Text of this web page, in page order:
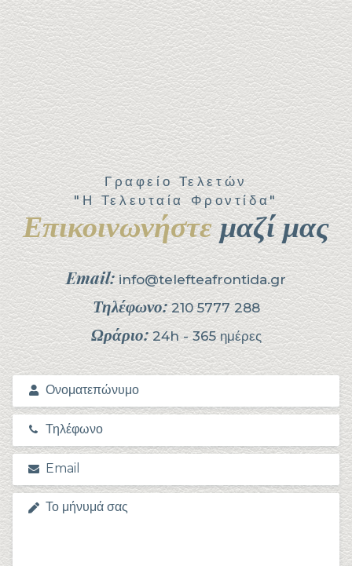
Γραφείο Τελετών
"Η Τελευταία Φροντίδα"
Επικοινωνήστεμαζί μας
Email:info@telefteafrontida.gr
Τηλέφωνο:210 5777 288
Ωράριο:24h - 365 ημέρες